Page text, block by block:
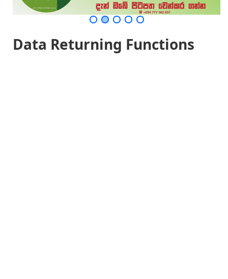
Data Returning Functions